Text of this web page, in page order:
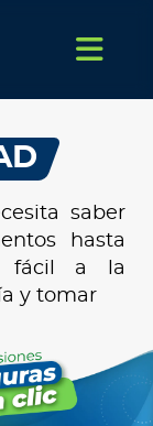
saber
hasta
fácil a la
y tomar